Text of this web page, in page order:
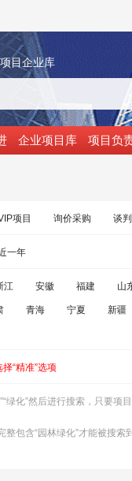
项目企业库
企业项目库 项目负
项目 询价采购 谈
一年
江 安徽 福建 山
青海 宁夏 新疆
“精准”选项
化”然后进行搜索，只要项目
含“园林绿化”才能被搜索